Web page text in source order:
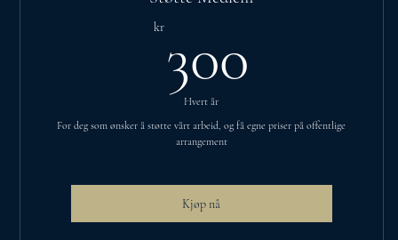
Fellesskap-chat på messeng
Vær med å utvikle egne arrangementer også på dagtid
kr 300
Hvert år
For deg som ønsker å støtte vårt arbeid, og få egne priser på offentlige
arrangement
Kjøp nå